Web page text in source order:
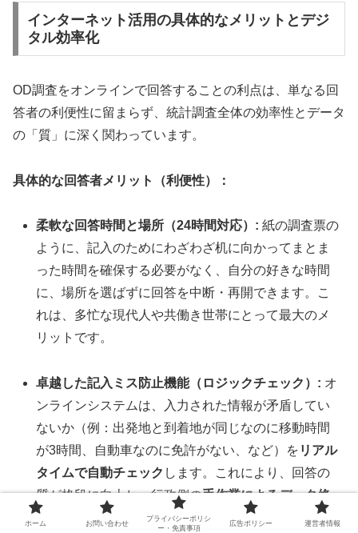
インターネット活用の具体的なメリットとデジ
タル効率化
OD調査をオンラインで回答することの利点は、単なる回
答者の利便性に留まらず、統計調査全体の効率性とデータ
の「質」に深く関わっています。
具体的な回答者メリット（利便性）：
柔軟な回答時間と場所（24時間対応）: 紙の調査票の
ように、記入のためにわざわざ机に向かってまとま
った時間を確保する必要がなく、自分の好きな時間
に、場所を選ばずに回答を中断・再開できます。こ
れは、多忙な現代人や共働き世帯にとって最大のメ
リットです。
卓越した記入ミス防止機能（ロジックチェック）: オ
ンラインシステムは、入力された情報が矛盾してい
ないか（例：出発地と到着地が同じなのに移動時間
が3時間、自動車なのに免許がない、など）を リアル
タイムで自動チェック します。これにより、回答の
質が格段に向上し、行政側の手作業によるデータ修
正や確認の問い合わせが大幅に削減されます。
ホーム お問い合わせ
プライバシーポリシ
ー・免責事項
広告ポリシー 運営者情報